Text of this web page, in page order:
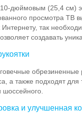
дюймовым (25,4 см)
просмотра ТВ
Интернету, так
создавать
обрезиненные
а также подходят для
шоссейного.
и улучшенная